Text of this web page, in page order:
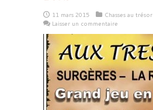
11 mars 2015
Chasses au trésor
Laisser un commentaire